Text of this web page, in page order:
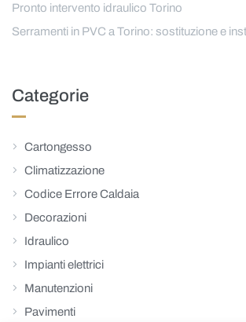
Pronto intervento idraulico Torino
Serramenti in PVC a Torino: sostituzione e
Categorie
Cartongesso
Climatizzazione
Codice Errore Caldaia
Decorazioni
Idraulico
Impianti elettrici
Manutenzioni
Pavimenti